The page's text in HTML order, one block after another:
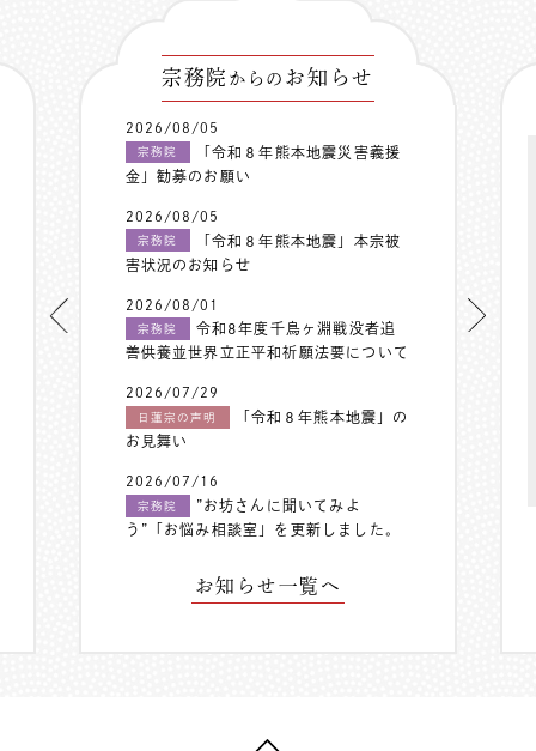
宗務院 からの お知らせ
2026/08/05
宗務院
「令和８年熊本地震災害義援
金」勧募のお願い
2026/08/05
宗務院
「令和８年熊本地震」本宗被
害状況のお知らせ
2026/08/01
宗務院
令和8年度千鳥ヶ淵戦没者追
善供養並世界立正平和祈願法要について
2026/07/29
日蓮宗の声明
「令和８年熊本地震」の
お見舞い
2026/07/16
宗務院
”お坊さんに聞いてみよ
う”「お悩み相談室」を更新しました。
お知らせ一覧へ